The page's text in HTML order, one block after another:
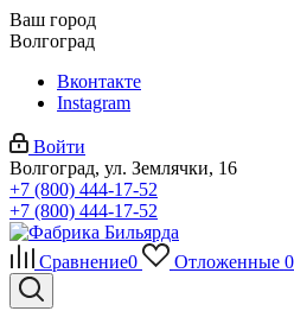
Ваш город
Волгоград
Вконтакте
Instagram
Войти
Волгоград, ул. Землячки, 16
+7 (800) 444-17-52
+7 (800) 444-17-52
Сравнение0 Отложенные 0